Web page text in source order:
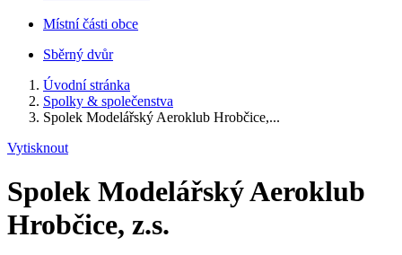
Místní části obce
Sběrný dvůr
Úvodní stránka
Spolky & společenstva
Spolek Modelářský Aeroklub Hrobčice,...
Vytisknout
Spolek Modelářský Aeroklub
Hrobčice, z.s.